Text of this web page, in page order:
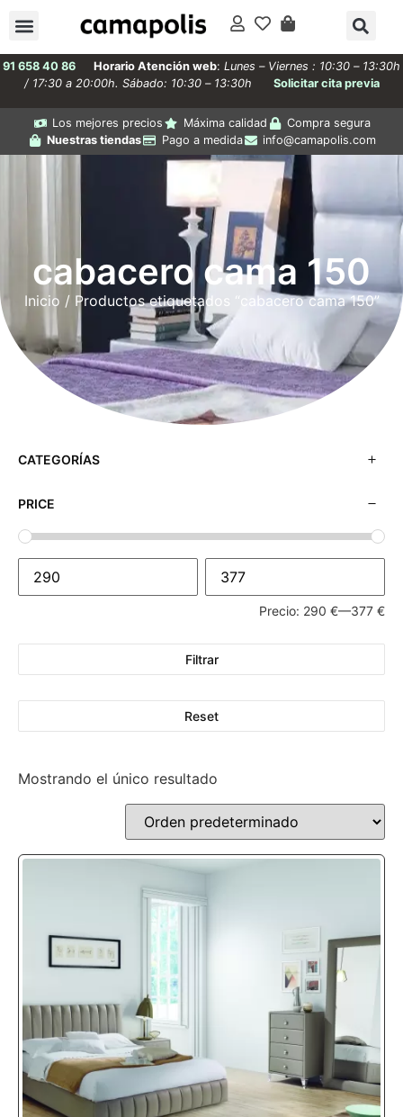
91 658 40 86 Horario Atención web: Lunes – Viernes : 10:30 – 13:30h
/ 17:30 a 20:00h. Sábado: 10:30 – 13:30h
Solicitar cita previa
Los mejores precios Máxima calidad
Compra segura
Nuestras tiendas
Pago a medida info@camapolis.com
cabacero cama 150
Inicio / Productos etiquetados “cabacero cama 150”
CATEGORÍAS
PRICE
Precio: 290 €—377 €
Filtrar
Reset
Mostrando el único resultado